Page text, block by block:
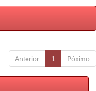
Anterior 1 Póximo